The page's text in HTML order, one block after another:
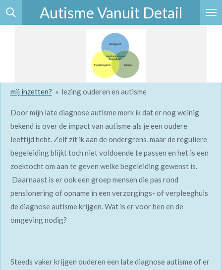
Ga
direct
Autisme Vanuit Detail
mij inzetten? » lezing ouderen en autisme
Door mijn late diagnose autisme merk ik dat er nog weinig
bekend is over de impact van autisme als je een oudere
leeftijd hebt. Zelf zit ik aan de ondergrens, maar de reguliere
begeleiding blijkt toch niet voldoende te passen en het is een
zoektocht om aan te geven welke begeleiding gewenst is.
Daarnaast is er ook een groep mensen die pas rond
pensionering of opname in een verzorgings- of verpleeghuis
de diagnose autisme krijgen. Wat is er voor hen en de
omgeving nodig?
Steeds vaker krijgen ouderen een late diagnose autisme of er